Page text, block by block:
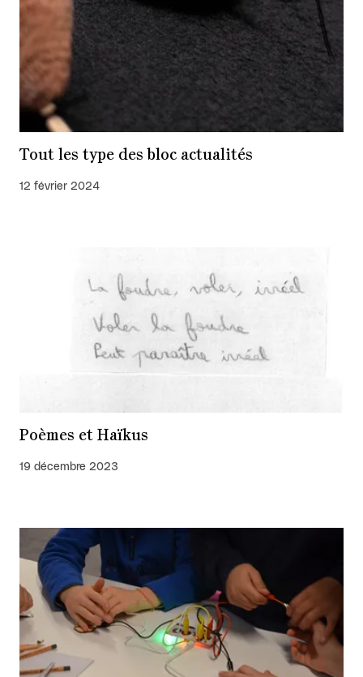
Tout les type des bloc actualités
12 février 2024
Poèmes et Haïkus
19 décembre 2023